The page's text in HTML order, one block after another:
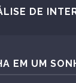
DE
EM UM